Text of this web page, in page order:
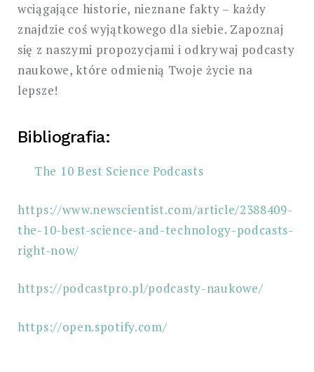
wciągające historie, nieznane fakty – każdy
znajdzie coś wyjątkowego dla siebie. Zapoznaj
się z naszymi propozycjami i odkrywaj podcasty
naukowe, które odmienią Twoje życie na
lepsze!
Bibliografia:
The 10 Best Science Podcasts
https://www.newscientist.com/article/2388409-
the-10-best-science-and-technology-podcasts-
right-now/
https://podcastpro.pl/podcasty-naukowe/
https://open.spotify.com/